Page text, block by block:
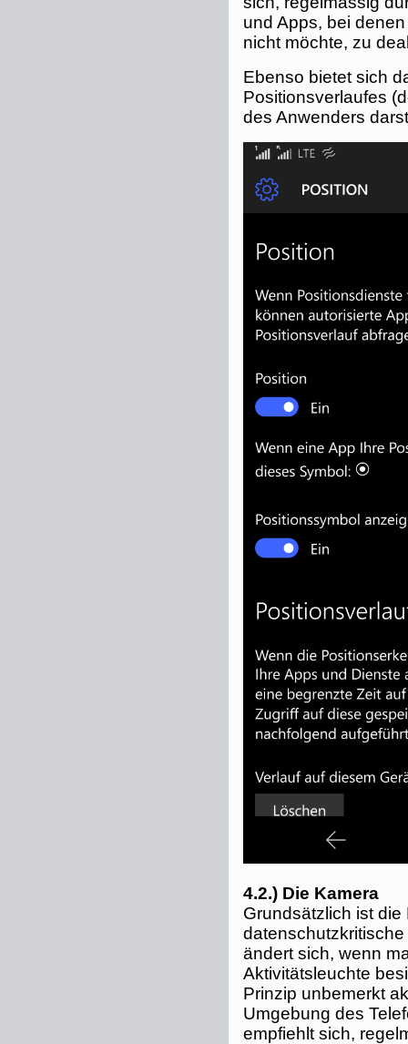
und Apps, bei
nicht möchte, zu
Ebenso bietet sich
Positionsverlaufes
des Anwenders
4.2.) Die Kamera
Grundsätzlich ist
ändert sich, wenn
Aktivitätsleuchte
Prinzip unbemerkt
Umgebung des
empfiehlt sich,